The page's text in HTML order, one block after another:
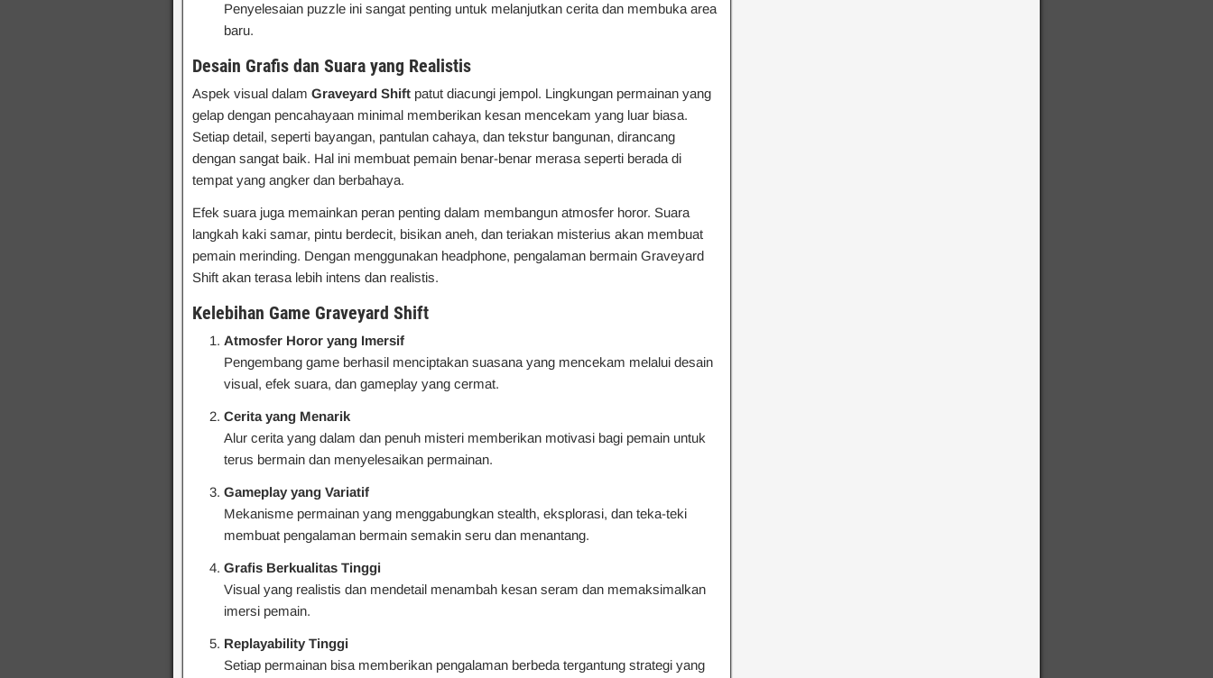
Penyelesaian puzzle ini sangat penting untuk melanjutkan cerita dan membuka area
baru.
Desain Grafis dan Suara yang Realistis
Aspek visual dalam Graveyard Shift patut diacungi jempol. Lingkungan permainan yang
gelap dengan pencahayaan minimal memberikan kesan mencekam yang luar biasa.
Setiap detail, seperti bayangan, pantulan cahaya, dan tekstur bangunan, dirancang
dengan sangat baik. Hal ini membuat pemain benar-benar merasa seperti berada di
tempat yang angker dan berbahaya.
Efek suara juga memainkan peran penting dalam membangun atmosfer horor. Suara
langkah kaki samar, pintu berdecit, bisikan aneh, dan teriakan misterius akan membuat
pemain merinding. Dengan menggunakan headphone, pengalaman bermain Graveyard
Shift akan terasa lebih intens dan realistis.
Kelebihan Game Graveyard Shift
Atmosfer Horor yang Imersif
Pengembang game berhasil menciptakan suasana yang mencekam melalui desain
visual, efek suara, dan gameplay yang cermat.
Cerita yang Menarik
Alur cerita yang dalam dan penuh misteri memberikan motivasi bagi pemain untuk
terus bermain dan menyelesaikan permainan.
Gameplay yang Variatif
Mekanisme permainan yang menggabungkan stealth, eksplorasi, dan teka-teki
membuat pengalaman bermain semakin seru dan menantang.
Grafis Berkualitas Tinggi
Visual yang realistis dan mendetail menambah kesan seram dan memaksimalkan
imersi pemain.
Replayability Tinggi
Setiap permainan bisa memberikan pengalaman berbeda tergantung strategi yang